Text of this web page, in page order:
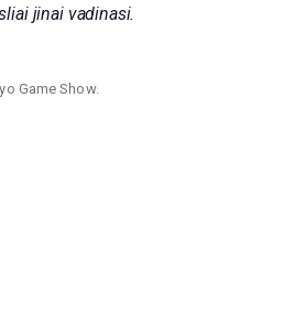
jinai vadinasi.
Game Show.